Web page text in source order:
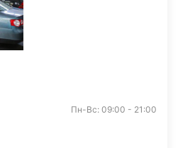
Пн-Вс: 09:00 - 21:00